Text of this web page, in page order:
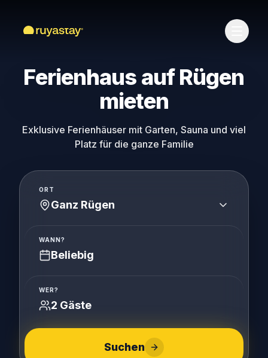
Ferienhaus auf Rügen
mieten
Exklusive Ferienhäuser mit Garten, Sauna und viel
Platz für die ganze Familie
ORT
Ganz Rügen
WANN?
Beliebig
WER?
2 Gäste
Suchen